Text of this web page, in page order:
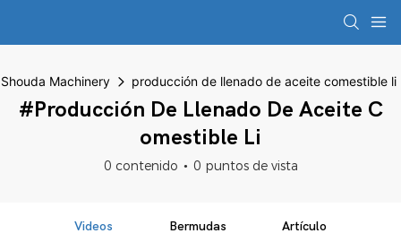
Shouda Machinery producción de llenado de aceite comestible li
#producción De Llenado De Aceite C
Omestible Li
0 contenido 0 puntos de vista
Videos Bermudas Artículo